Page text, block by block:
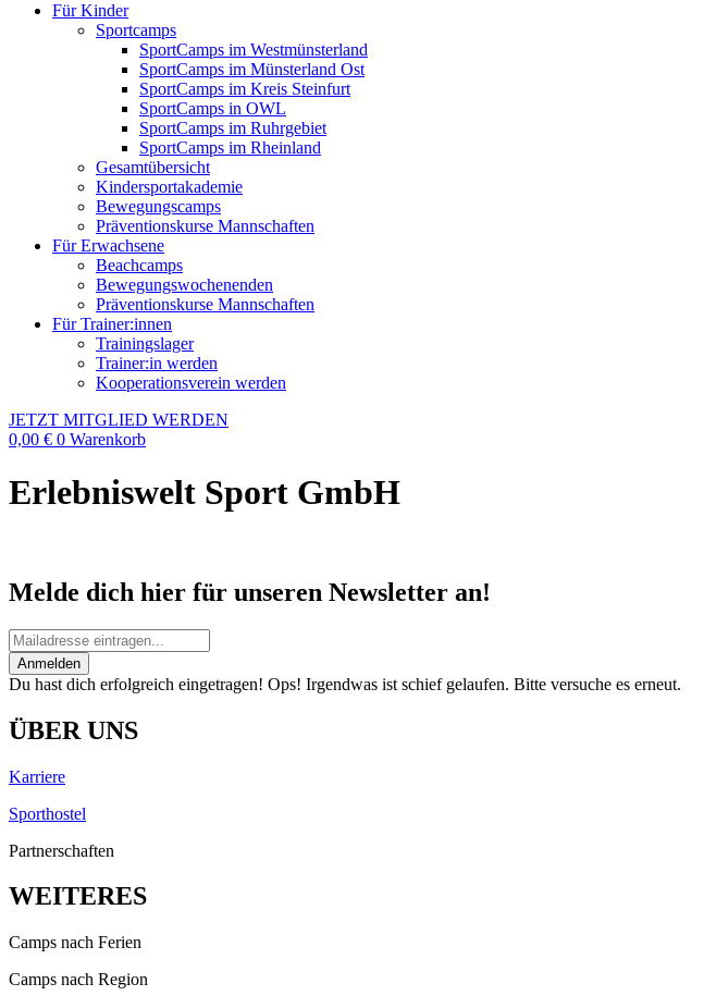
Für Kinder
Sportcamps
SportCamps im Westmünsterland
SportCamps im Münsterland Ost
SportCamps im Kreis Steinfurt
SportCamps in OWL
SportCamps im Ruhrgebiet
SportCamps im Rheinland
Gesamtübersicht
Kindersportakademie
Bewegungscamps
Präventionskurse Mannschaften
Für Erwachsene
Beachcamps
Bewegungswochenenden
Präventionskurse Mannschaften
Für Trainer:innen
Trainingslager
Trainer:in werden
Kooperationsverein werden
JETZT MITGLIED WERDEN
0,00 € 0 Warenkorb
Erlebniswelt Sport GmbH
Melde dich hier für unseren Newsletter an!
Anmelden
Du hast dich erfolgreich eingetragen! Ops! Irgendwas ist schief gelaufen. Bitte versuche es erneut.
ÜBER UNS
Karriere
Sporthostel
Partnerschaften
WEITERES
Camps nach Ferien
Camps nach Region